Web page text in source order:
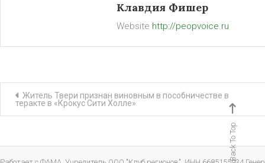
Клавдия Фишер
Website http://peopvoice.ru
Навигация
по
записям
Житель Твери признан виновным в пособничестве в
теракте в «Крокус Сити Холле»
Back To Top